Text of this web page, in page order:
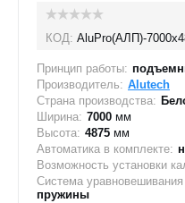
КОД: AluPro(АЛП)-
Принцип работы:
Производитель: Alutech
Страна производства:
Ширина: 7000 мм
Высота: 4875 мм
Автоматика в комплекте:
Возможность установки
Система уравновешивания
пружины